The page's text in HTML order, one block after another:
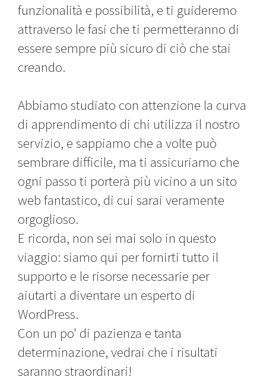
funzionalità e possibilità, e ti guideremo
attraverso le fasi che ti permetteranno di
essere sempre più sicuro di ciò che stai
creando.
Abbiamo studiato con attenzione la curva
di apprendimento di chi utilizza il nostro
servizio, e sappiamo che a volte può
sembrare difficile, ma ti assicuriamo che
ogni passo ti porterà più vicino a un sito
web fantastico, di cui sarai veramente
orgoglioso.
E ricorda, non sei mai solo in questo
viaggio: siamo qui per fornirti tutto il
supporto e le risorse necessarie per
aiutarti a diventare un esperto di
WordPress.
Con un po' di pazienza e tanta
determinazione, vedrai che i risultati
saranno straordinari!